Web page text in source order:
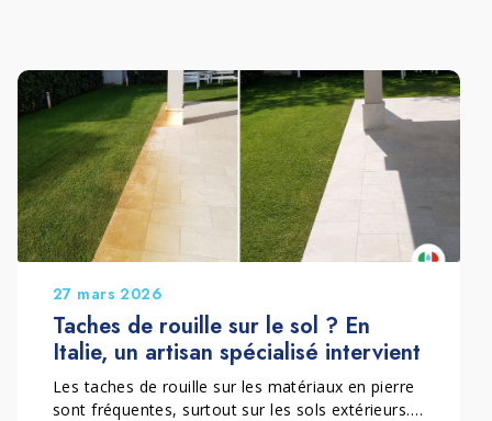
27 mars 2026
Taches de rouille sur le sol ? En
Italie, un artisan spécialisé intervient
Les taches de rouille sur les matériaux en pierre
sont fréquentes, surtout sur les sols extérieurs.